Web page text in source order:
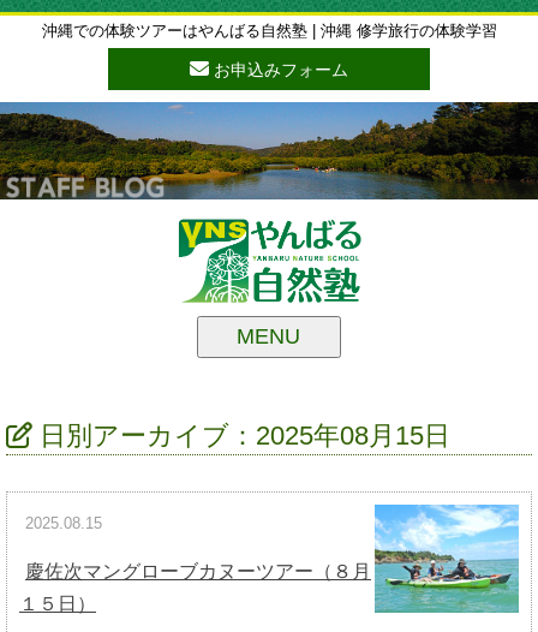
沖縄での体験ツアーはやんばる自然塾 | 沖縄 修学旅行の体験学習
お申込みフォーム
MENU
日別アーカイブ：2025年08月15日
2025.08.15
慶佐次マングローブカヌーツアー（８月
１５日）